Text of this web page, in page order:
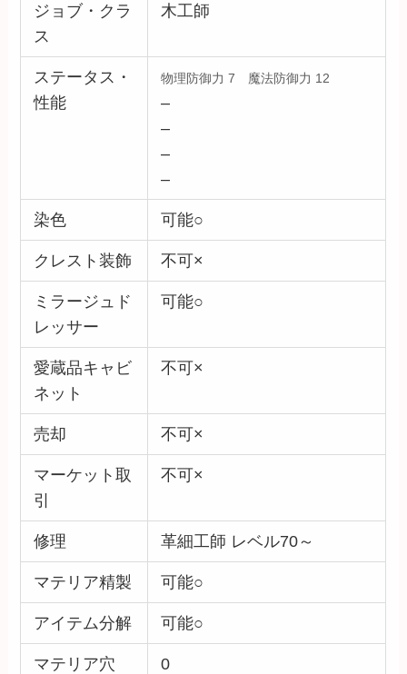
ジョブ・クラ
ス
木工師
ステータス・
性能
物理防御力 7 魔法防御力 12
–
–
–
–
染色 可能○
クレスト装飾 不可×
ミラージュド
レッサー
可能○
愛蔵品キャビ
ネット
不可×
売却 不可×
マーケット取
引
不可×
修理 革細工師 レベル70～
マテリア精製 可能○
アイテム分解 可能○
マテリア穴 0